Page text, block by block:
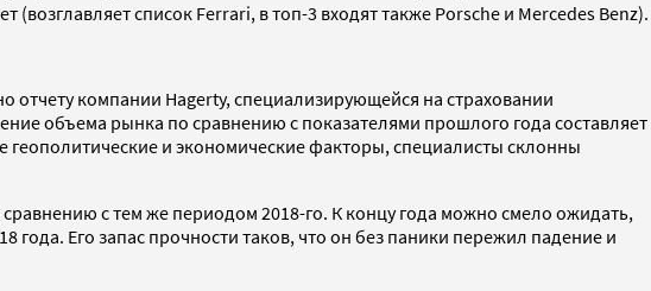
список Ferrari, в топ-3 входят также Porsche и Mercedes Benz).
компании Hagerty, специализирующейся на страховании
объема рынка по сравнению с показателями прошлого года составляет
и экономические факторы, специалисты склонны
с тем же периодом 2018-го. К концу года можно смело ожидать,
года. Его запас прочности таков, что он без паники пережил падение и